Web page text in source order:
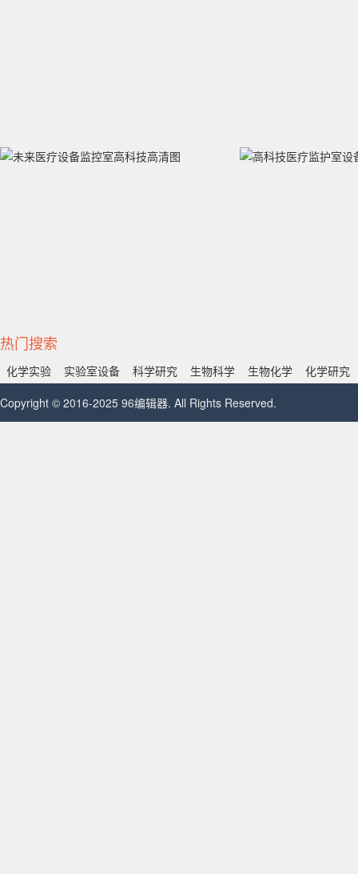
热门搜索
化学实验 实验室设备 科学研究 生物科学 生物化学
化学研究
Copyright © 2016-2025 96编辑器. All Rights Reserved.